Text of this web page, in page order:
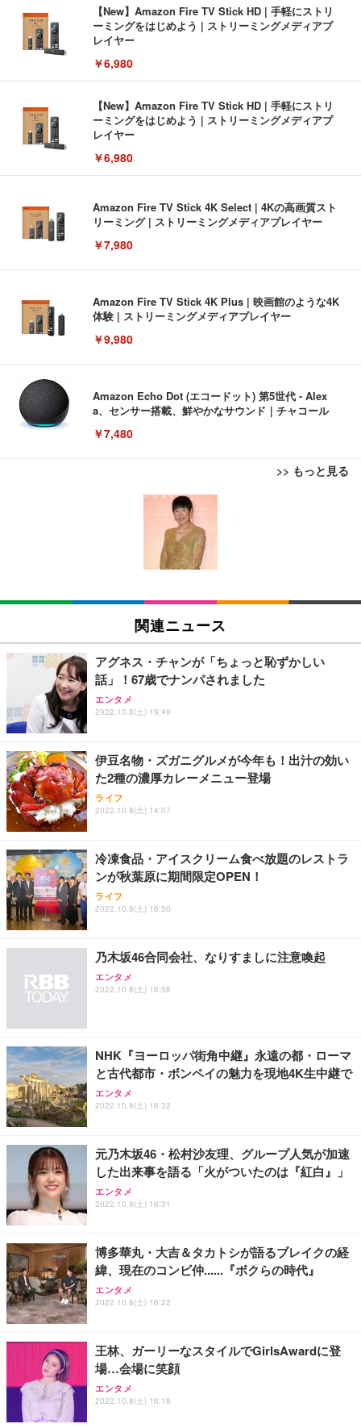
【New】Amazon Fire TV Stick HD | 手軽にストリ
ーミングをはじめよう | ストリーミングメディアプ
レイヤー
￥6,980
【New】Amazon Fire TV Stick HD | 手軽にストリ
ーミングをはじめよう | ストリーミングメディアプ
レイヤー
￥6,980
Amazon Fire TV Stick 4K Select | 4Kの高画質スト
リーミング | ストリーミングメディアプレイヤー
￥7,980
Amazon Fire TV Stick 4K Plus | 映画館のような4K
体験 | ストリーミングメディアプレイヤー
￥9,980
Amazon Echo Dot (エコードット) 第5世代 - Alex
a、センサー搭載、鮮やかなサウンド｜チャコール
￥7,480
>> もっと見る
[EdoErgo] オフィスチェア 椅子 テレワーク 疲れな
い 跳ね上げ式アームレスト コンパクト 約105度ロッ
キング pc 事務椅子 360度回転 座面昇降 強化ナイロ
ン樹脂ベース 通気性メッシュ 在宅ワーク H-WY01
(黒網+黒枠+黒足)
SIHOO B100 オフィスチェア／デスクチェア メッシ
ュチェア 人間工学 疲れない ブラック
￥27,999
Sezlife オフィスチェア デスクチェア 疲れない テレ
ワーク チェア 強化バックレスト 30度ロッキング機
能 人間工学 椅子 腰サポート 90度跳ね上げ式アーム
務用 おしゃれ パソコンチェア (ブラック)
Sezlife オフィスチェア デスクチェア 疲れない テレ
ワーク チェア 強化バックレスト 30度ロッキング機
能 人間工学 椅子 腰サポート 90度跳ね上げ式アーム
務用 おしゃれ パソコンチェア (ホワイト)
ANDWINT オフィスチェア デスクチェア 肘なし メ
ッシュ 通気性 ランバーサポート付き 腰サポート ガ
ス圧無段階昇降 360度回転 キャスター付き コンパク
EIZO ビジネス向けプレミアムモニター | FlexScan
EV3240X-WT | 31.5型4K UHD・USB Type-C・ホワ
EIZO ビジネス向けプレミアムモニター | FlexScan
￥109,572
【純正品】27"ゲーミングモニター DualSense 充電
フック付き（CFI-ZDM1J）
【整備済み品】Dell E2724HS 27インチ 液晶モニタ
ー フルHD（1920×1080）VA 非光沢 HDMI/DisplayP
ort/VGA スピーカー内蔵 高さ調整 スイベル VESA対
【MiniLED/24.5inch/280Hz/FHD】GRAPHT THE S
HOOTER Gaming Monitor 24” Essential ゲーミン
グモニター QD 24.5インチ 1ms FHD 量子ドット 残
Amazonベーシック ペットシーツ 薄型 レギュラー 1
回使い捨て 無香料 ホワイト 300枚
Amazonベーシック ペットシーツ 厚型 ワイド 42枚
x2袋(84枚) ホワイト(吸収面:ライトブルー)
￥3,234
ネオ・ルーライフ ネオ・オムツ L 中型犬用 26枚入
り 単品
Smart Basic(スマートベーシック) 【Amazon.co.jp
限定】 Smart Basic アイリスオーヤマ ペットシーツ
超厚型 お徳用 ワイド 100枚入 (x 1) (ケース販売)
アイリスオーヤマ ペットシーツ 超厚型 お徳用 レギ
ュラー 200枚入【Amazon.co.jp限定】
関連ニュース
アグネス・チャンが「ちょっと恥ずかしい
話」！67歳でナンパされました
エンタメ
2022.10.8(土) 19:49
伊豆名物・ズガニグルメが今年も！出汁の効い
た2種の濃厚カレーメニュー登場
ライフ
2022.10.8(土) 14:07
冷凍食品・アイスクリーム食べ放題のレストラ
ンが秋葉原に期間限定OPEN！
ライフ
2022.10.8(土) 16:50
乃木坂46合同会社、なりすましに注意喚起
エンタメ
2022.10.8(土) 16:58
NHK『ヨーロッパ街角中継』永遠の都・ローマ
と古代都市・ボンペイの魅力を現地4K生中継で
エンタメ
2022.10.8(土) 16:32
元乃木坂46・松村沙友理、グループ人気が加速
した出来事を語る「火がついたのは『紅白』」
エンタメ
2022.10.8(土) 16:31
博多華丸・大吉＆タカトシが語るブレイクの経
緯、現在のコンビ仲......『ボクらの時代』
エンタメ
2022.10.8(土) 16:22
王林、ガーリーなスタイルでGirlsAwardに登
場…会場に笑顔
エンタメ
2022.10.8(土) 16:19